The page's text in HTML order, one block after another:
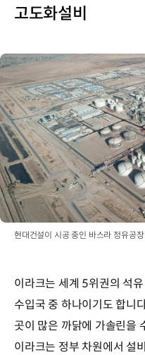
고도화설비
현대건설이 시공 중인 바스라 정유공
이라크는 세계 5위권의 석
수입국 중 하나이기도 합니
곳이 많은 까닭에 가솔린을
이라크는 정부 차원에서 설